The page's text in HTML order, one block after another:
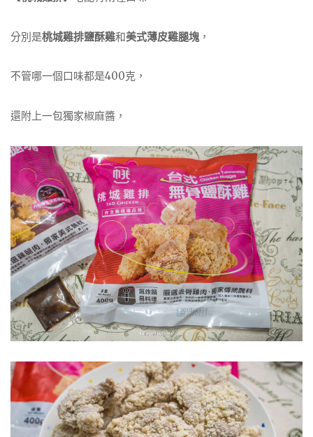
分別是桃城雞排鹽酥雞和美式薄皮雞腿塊 ，
不管哪一個口味都是400克，
還附上一包獨家椒麻醬，